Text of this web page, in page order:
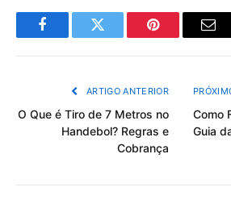
FacebookTwitter Pinterest
ARTIGO ANTERIOR
O Que é Tiro de 7 Metros no
Handebol? Regras e
Cobrança
Como
Guia